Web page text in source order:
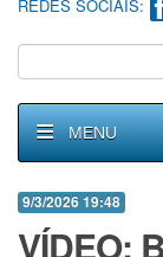
REDES SOCIAIS:
MENU
9/3/2026 19:48
VÍDEO: